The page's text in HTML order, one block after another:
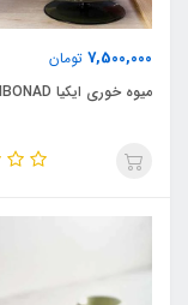
7,500,000 تومان
میوه خوری ایکیا OMBONAD